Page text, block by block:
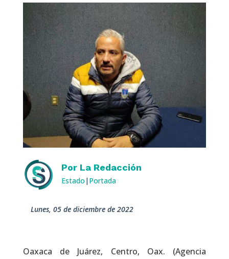
Por La Redacción
Estado | Portada
lunes, 05 de diciembre de 2022
Oaxaca de Juárez, Centro, Oax. (Agencia